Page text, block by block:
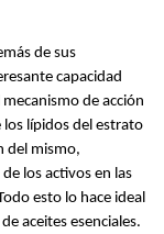
de sus
capacidad
de acción
los lípidos del estrato
del mismo,
los activos en las
esto lo hace ideal
aceites esenciales.